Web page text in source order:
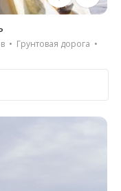
• Грунтовая дорога •